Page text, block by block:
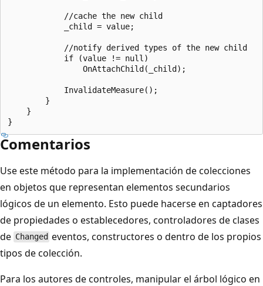
            //cache the new child
            _child = value;
            //notify derived types of the new child
            if (value != null)
                OnAttachChild(_child);
            InvalidateMeasure();
        }
    }
Comentarios
Use este método para la implementación de colecciones
en objetos que representan elementos secundarios
lógicos de un elemento. Esto puede hacerse en captadores
de propiedades o establecedores, controladores de clases
de Changed eventos, constructores o dentro de los propios
tipos de colección.
Para los autores de controles, manipular el árbol lógico en